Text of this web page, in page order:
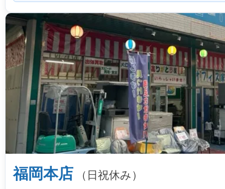
福岡本店 （日祝休み）